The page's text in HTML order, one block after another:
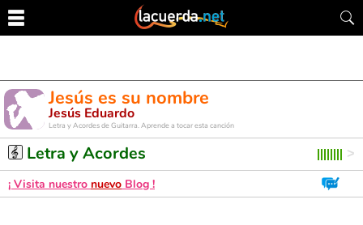
Jesús es su nombre
Jesús Eduardo
Letra y Acordes de Guitarra. Aprende a tocar esta canción
Letra y Acordes
¡ Visita nuestro nuevo Blog !